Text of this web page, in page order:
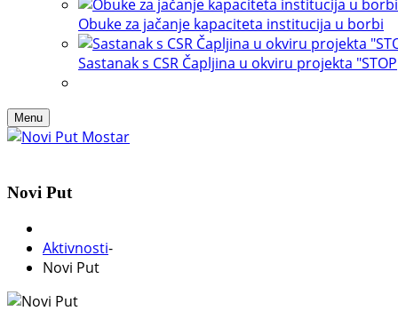
Obuke za jačanje kapaciteta institucija u borbi
Sastanak s CSR Čapljina u okviru projekta "STOP
Menu
Novi Put
Aktivnosti-
Novi Put